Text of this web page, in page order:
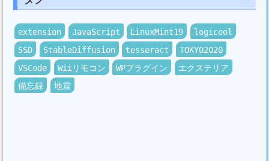
ブ
extension JavaScript LinuxMint19
logicool
SSD
StableDiffusion tesseract
TOKYO2020
VSCode
Wiiリモコン WPプラグイン
エクステリア
備忘録
地震